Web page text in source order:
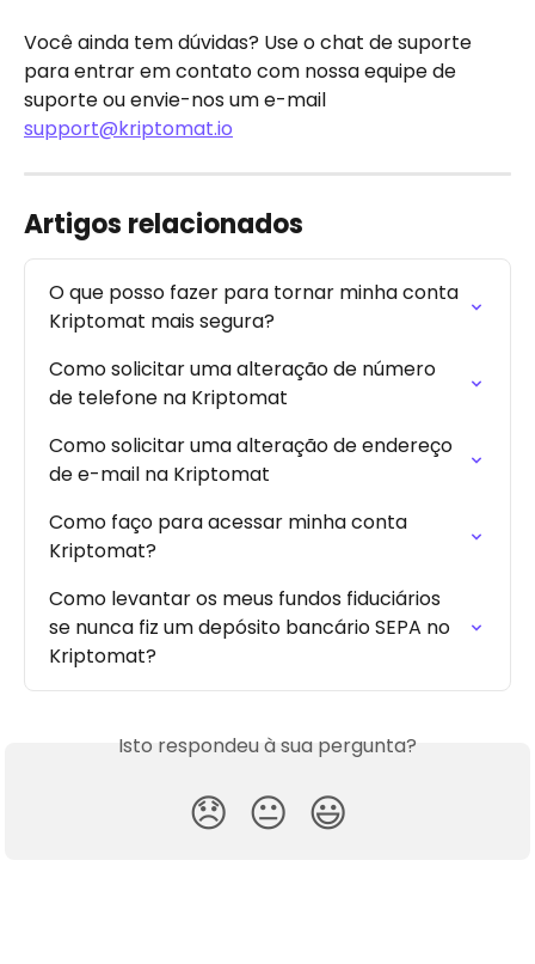
Você ainda tem dúvidas? Use o chat de suporte
para entrar em contato com nossa equipe de
suporte ou envie-nos um e-mail
support@kriptomat.io
Artigos relacionados
O que posso fazer para tornar minha conta
Kriptomat mais segura?
Como solicitar uma alteração de número
de telefone na Kriptomat
Como solicitar uma alteração de endereço
de e-mail na Kriptomat
Como faço para acessar minha conta
Kriptomat?
Como levantar os meus fundos fiduciários
se nunca fiz um depósito bancário SEPA no
Kriptomat?
Isto respondeu à sua pergunta?
😞 😐 😃